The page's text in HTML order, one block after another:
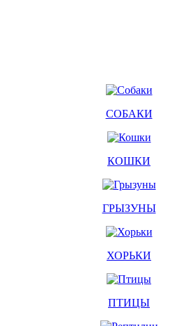
СОБАКИ
КОШКИ
ГРЫЗУНЫ
ХОРЬКИ
ПТИЦЫ